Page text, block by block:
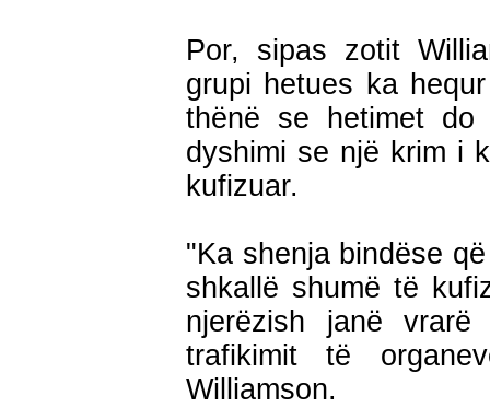
Por, sipas zotit
grupi hetues ka
thënë se hetimet do
dyshimi se një krim i
kufizuar.
"Ka shenja bindëse
shkallë shumë të
njerëzish janë
trafikimit të
Williamson.